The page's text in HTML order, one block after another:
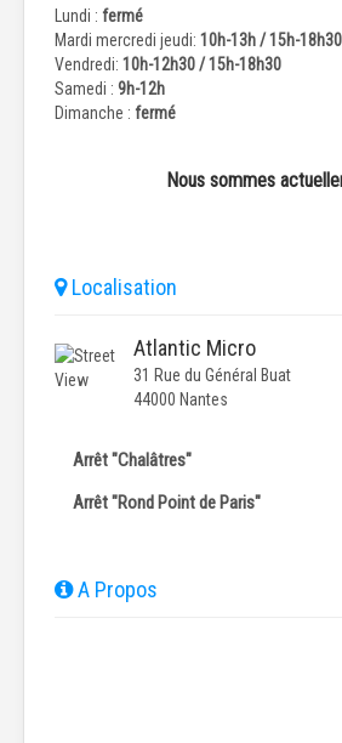
Lundi : fermé
Mardi mercredi jeudi: 10h-13h / 15h-18h30
Vendredi: 10h-12h30 / 15h-18h30
Samedi : 9h-12h
Dimanche : fermé
Nous sommes
Localisation
Atlantic Micro
31 Rue du Général Buat
44000 Nantes
Arrêt "Chalâtres"
Arrêt "Rond Point de Paris"
A Propos